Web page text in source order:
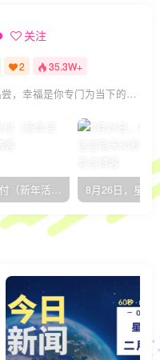
关注
2 35.3W+
幸福不应该留到未来品尝，幸福是你专门为当下的自己所准备的
青涩码支付（新年活动）